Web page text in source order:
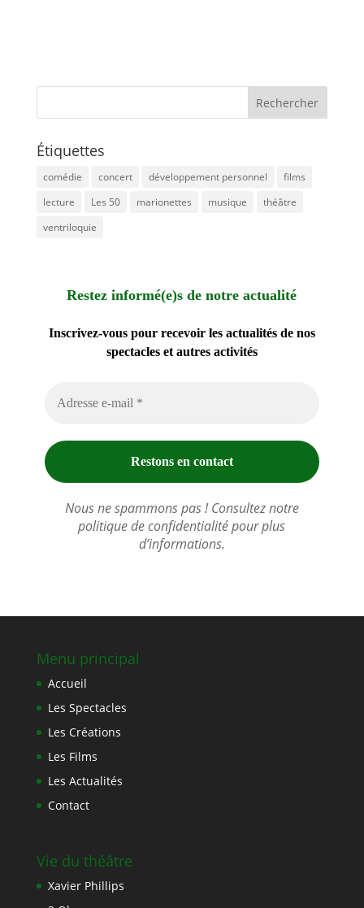
Étiquettes
comédie concert développement personnel
films
lecture
Les 50 marionettes musique
théâtre
ventriloquie
Restez informé(e)s de notre actualité
Inscrivez-vous pour recevoir les actualités de nos
spectacles et autres activités
Nous ne spammons pas ! Consultez notre
politique de confidentialitépour plus
d’informations.
Menu principal
Accueil
Les Spectacles
Les Créations
Les Films
Les Actualités
Contact
Vie du théâtre
Xavier Phillips